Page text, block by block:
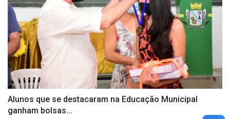
Alunos que se destacaram na Educação Municipal
ganham bolsas...